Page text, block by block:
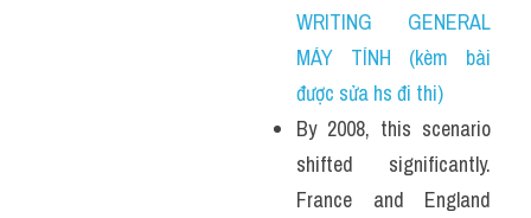
WRITING GENERAL
MÁY TÍNH (kèm bài
được sửa hs đi thi)
By 2008, this scenario
shifted significantly.
France and England